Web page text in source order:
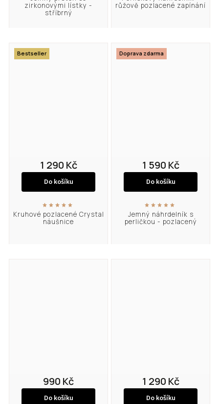
zirkonovými lístky -
stříbrný
růžově pozlacené zapínání
Bestseller
Kruhové pozlacené Crystal
náušnice
1 290 Kč
Do košíku
Doprava zdarma
Jemný náhrdelník s
perličkou - pozlacený
1 590 Kč
Do košíku
990 Kč
Do košíku
1 290 Kč
Do košíku